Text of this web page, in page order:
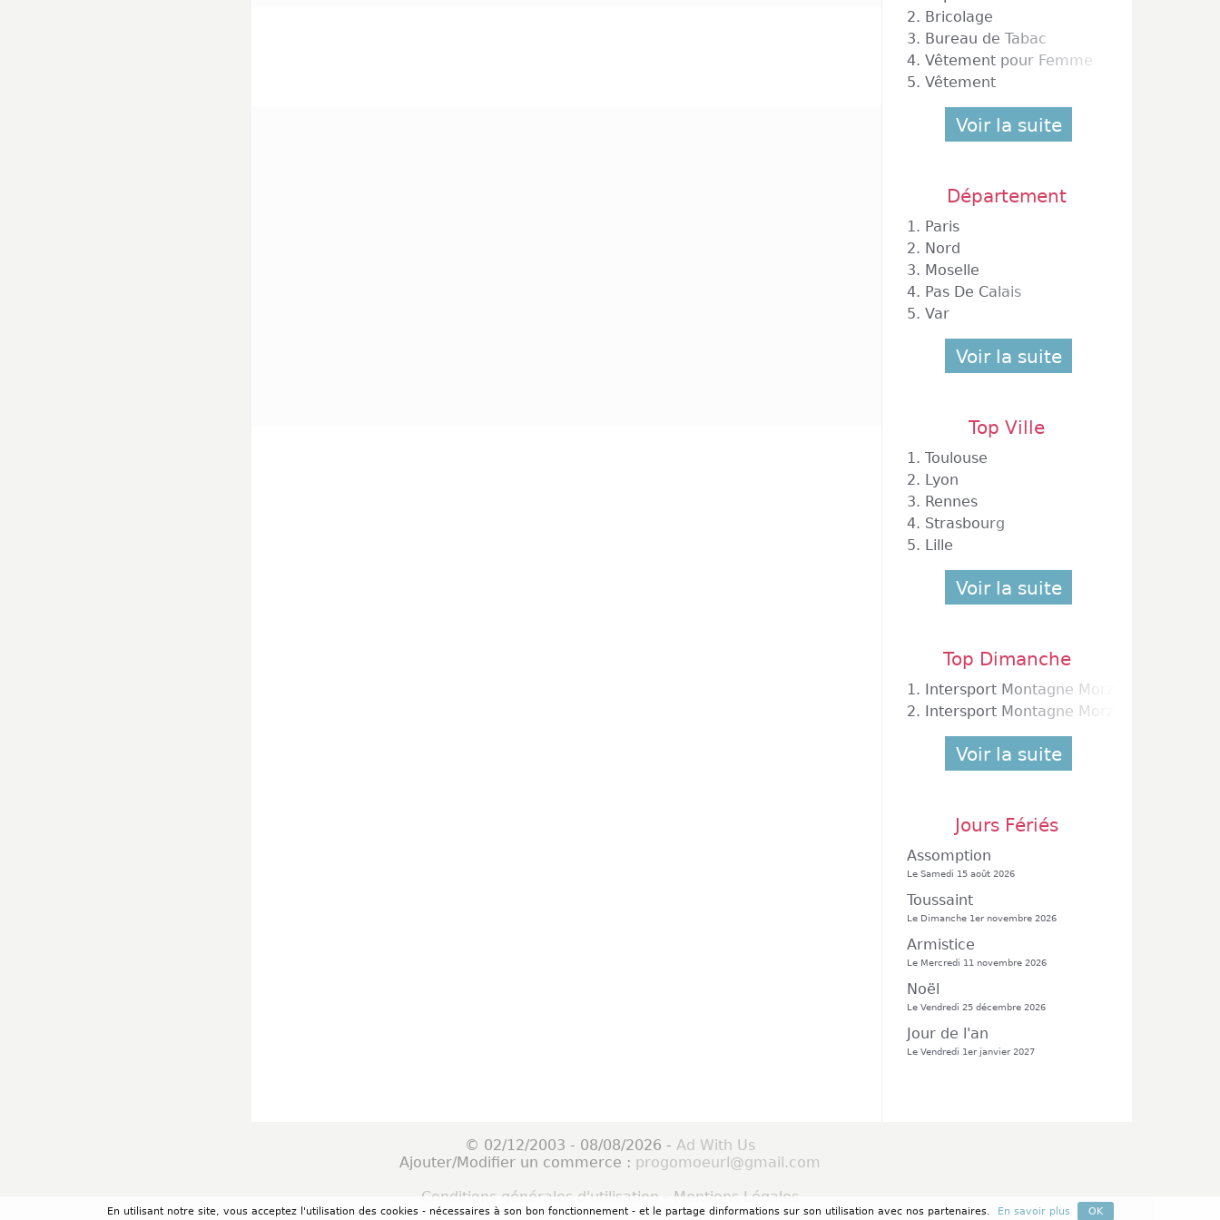
2. Bricolage
3. Bureau de Tabac
4. Vêtement pour Femme
5. Vêtement
Voir la suite
Département
1. Paris
2. Nord
3. Moselle
4. Pas De Calais
5. Var
Voir la suite
Top Ville
1. Toulouse
2. Lyon
3. Rennes
4. Strasbourg
5. Lille
Voir la suite
Top Dimanche
1. Intersport Montagne Morzine Rue du
2. Intersport Montagne Morzine Place des
Voir la suite
Jours Fériés
Assomption
Le Samedi 15 août 2026
Toussaint
Le Dimanche 1er novembre 2026
Armistice
Le Mercredi 11 novembre 2026
Noël
Le Vendredi 25 décembre 2026
Jour de l'an
Le Vendredi 1er janvier 2027
© 02/12/2003 - 08/08/2026 - Ad With Us
Ajouter/Modifier un commerce : progomoeurl@gmail.com
Conditions générales d'utilisation
Mentions Légales
En utilisant notre site, vous acceptez l'utilisation des cookies - nécessaires à son bon fonctionnement - et le partage dinformations sur son utilisation avec nos partenaires. En savoir plus OK